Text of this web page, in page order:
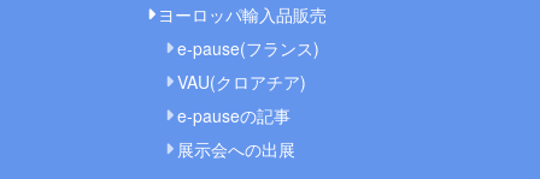
ヨーロッパ輸入品販売
e-pause(フランス)
VAU(クロアチア)
e-pauseの記事
展示会への出展